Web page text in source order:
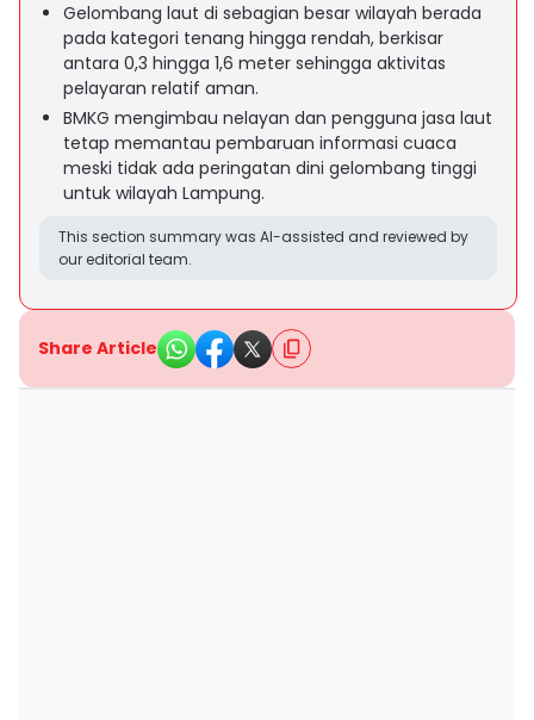
Gelombang laut di sebagian besar wilayah berada
pada kategori tenang hingga rendah, berkisar
antara 0,3 hingga 1,6 meter sehingga aktivitas
pelayaran relatif aman.
BMKG mengimbau nelayan dan pengguna jasa laut
tetap memantau pembaruan informasi cuaca
meski tidak ada peringatan dini gelombang tinggi
untuk wilayah Lampung.
This section summary was AI-assisted and reviewed by
our editorial team.
Share Article